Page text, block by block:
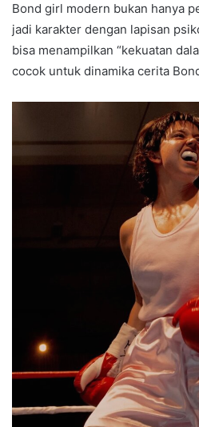
Bond girl modern bukan hanya
jadi karakter dengan lapisan
bisa menampilkan “kekuatan
cocok untuk dinamika cerita